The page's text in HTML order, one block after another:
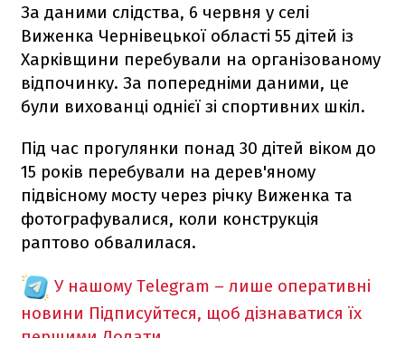
За даними слідства, 6 червня у селі
Виженка Чернівецької області 55 дітей із
Харківщини перебували на організованому
відпочинку. За попередніми даними, це
були вихованці однієї зі спортивних шкіл.
Під час прогулянки понад 30 дітей віком до
15 років перебували на дерев'яному
підвісному мосту через річку Виженка та
фотографувалися, коли конструкція
раптово обвалилася.
У нашому Telegram – лише оперативні
новини Підписуйтеся, щоб дізнаватися їх